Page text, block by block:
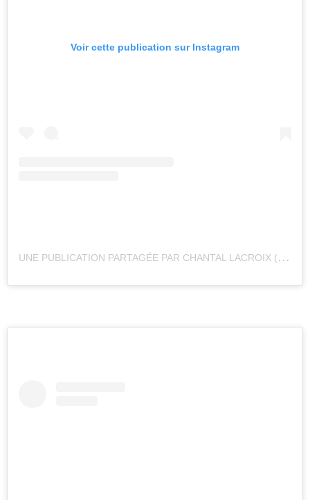
Voir cette publication sur Instagram
U
NE PUBLICATION PARTAGÉE PAR CHANTAL LACROIX (@CHANTALLACROIX65)